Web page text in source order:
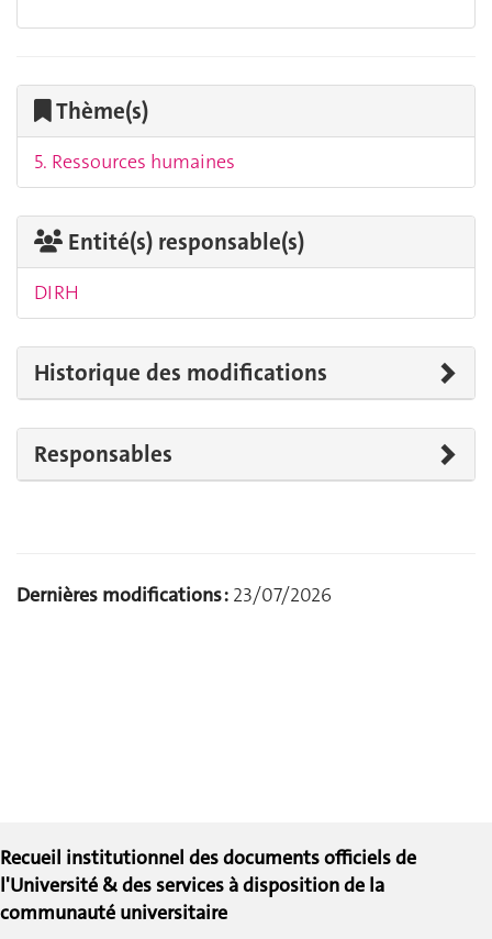
Thème(s)
5. Ressources humaines
Entité(s) responsable(s)
DIRH
Historique des modifications
Responsables
Dernières modifications : 23/07/2026
Recueil institutionnel des documents officiels de
l'Université & des services à disposition de la
communauté universitaire